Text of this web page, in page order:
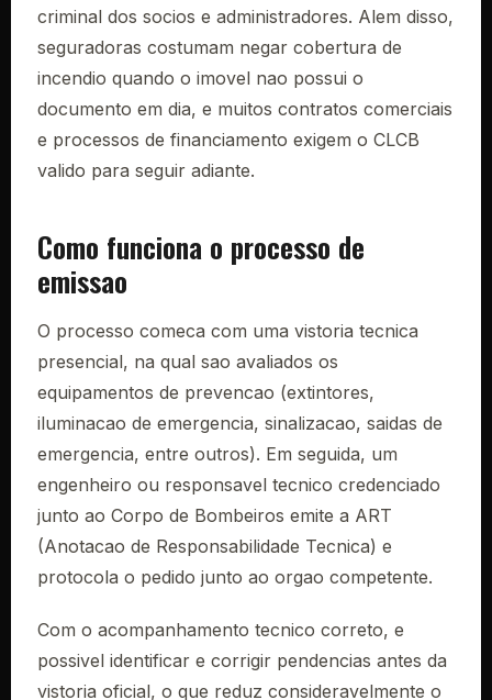
criminal dos socios e administradores. Alem disso,
seguradoras costumam negar cobertura de
incendio quando o imovel nao possui o
documento em dia, e muitos contratos comerciais
e processos de financiamento exigem o CLCB
valido para seguir adiante.
Como funciona o processo de
emissao
O processo comeca com uma vistoria tecnica
presencial, na qual sao avaliados os
equipamentos de prevencao (extintores,
iluminacao de emergencia, sinalizacao, saidas de
emergencia, entre outros). Em seguida, um
engenheiro ou responsavel tecnico credenciado
junto ao Corpo de Bombeiros emite a ART
(Anotacao de Responsabilidade Tecnica) e
protocola o pedido junto ao orgao competente.
Com o acompanhamento tecnico correto, e
possivel identificar e corrigir pendencias antes da
vistoria oficial, o que reduz consideravelmente o